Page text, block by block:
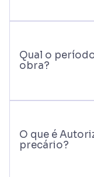
Qual o
obra?
O que é
precário?